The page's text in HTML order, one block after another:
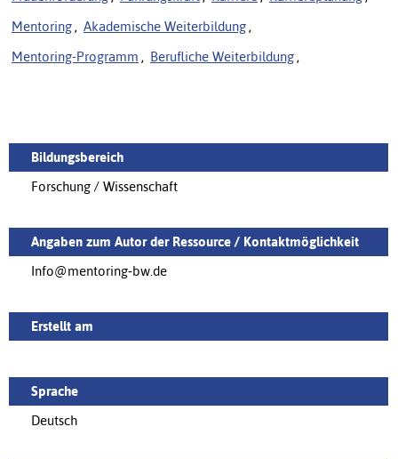
Mentoring , Akademische Weiterbildung ,
Mentoring-Programm , Berufliche Weiterbildung ,
Bildungsbereich
Forschung / Wissenschaft
Angaben zum Autor der Ressource / Kontaktmöglichkeit
Info@mentoring‑bw.de
Erstellt am
Sprache
Deutsch